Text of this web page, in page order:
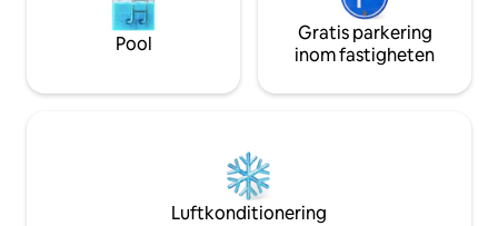
Pool
Gratis parkering
inom fastigheten
Luftkonditionering